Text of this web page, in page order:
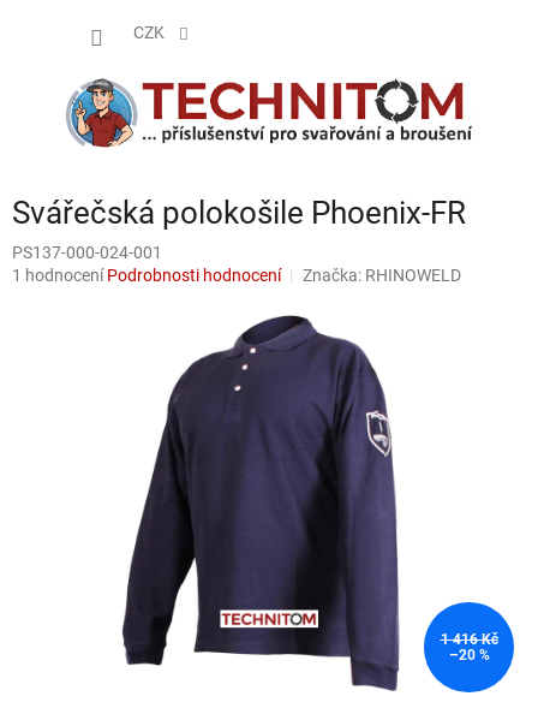
CZK
Svářečská polokošile Phoenix-FR
PS137-000-024-001
Průměrné
1 hodnocení Podrobnosti hodnocení Značka: RHINOWELD
1 416 Kč
–20 %